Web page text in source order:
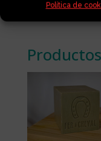
Política de